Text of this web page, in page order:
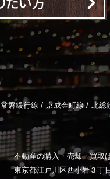
常磐緩行線 / 京成金町線 / 北総
不動産の購入・売却・買取
東京都江戸川区西小岩３丁